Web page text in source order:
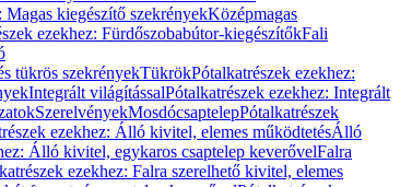
Magas kiegészítő szekrényekKözépmagas
ezekhez: Fürdőszobabútor-kiegészítőkFali
tükrös szekrényekTükrökPótalkatrészek ezekhez:
Integrált világítássalPótalkatrészek ezekhez: Integrált
SzerelvényekMosdócsaptelepPótalkatrészek
ezekhez: Álló kivitel, elemes működtetésÁlló
Álló kivitel, egykaros csaptelep keverővelFalra
ezekhez: Falra szerelhető kivitel, elemes